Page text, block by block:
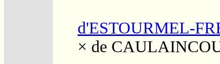
d'ESTOURMEL-
× de